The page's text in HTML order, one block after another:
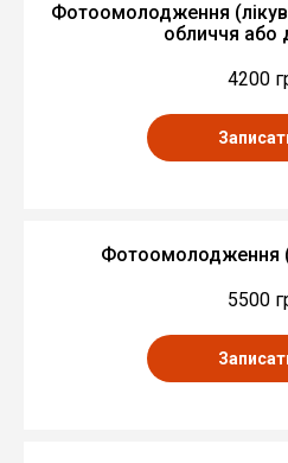
Фотоомолодження
обличчя або
4200
Фотоомолодження
5500